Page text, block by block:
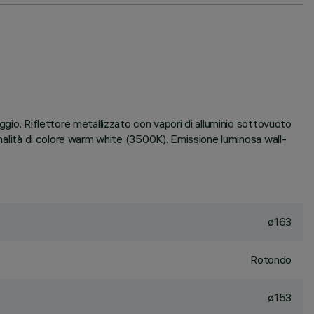
Riflettore metallizzato con vapori di alluminio sottovuoto
di colore warm white (3500K). Emissione luminosa wall-
ø163
Rotondo
ø153